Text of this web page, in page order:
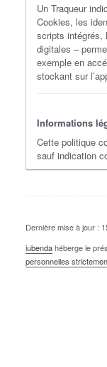
Un Traqueur
Cookies, les
scripts intégrés,
digitales –
exemple en
stockant sur
Informations
Cette politique
sauf indication
Dernière mise à jour :
iubendahéberge le
personnelles